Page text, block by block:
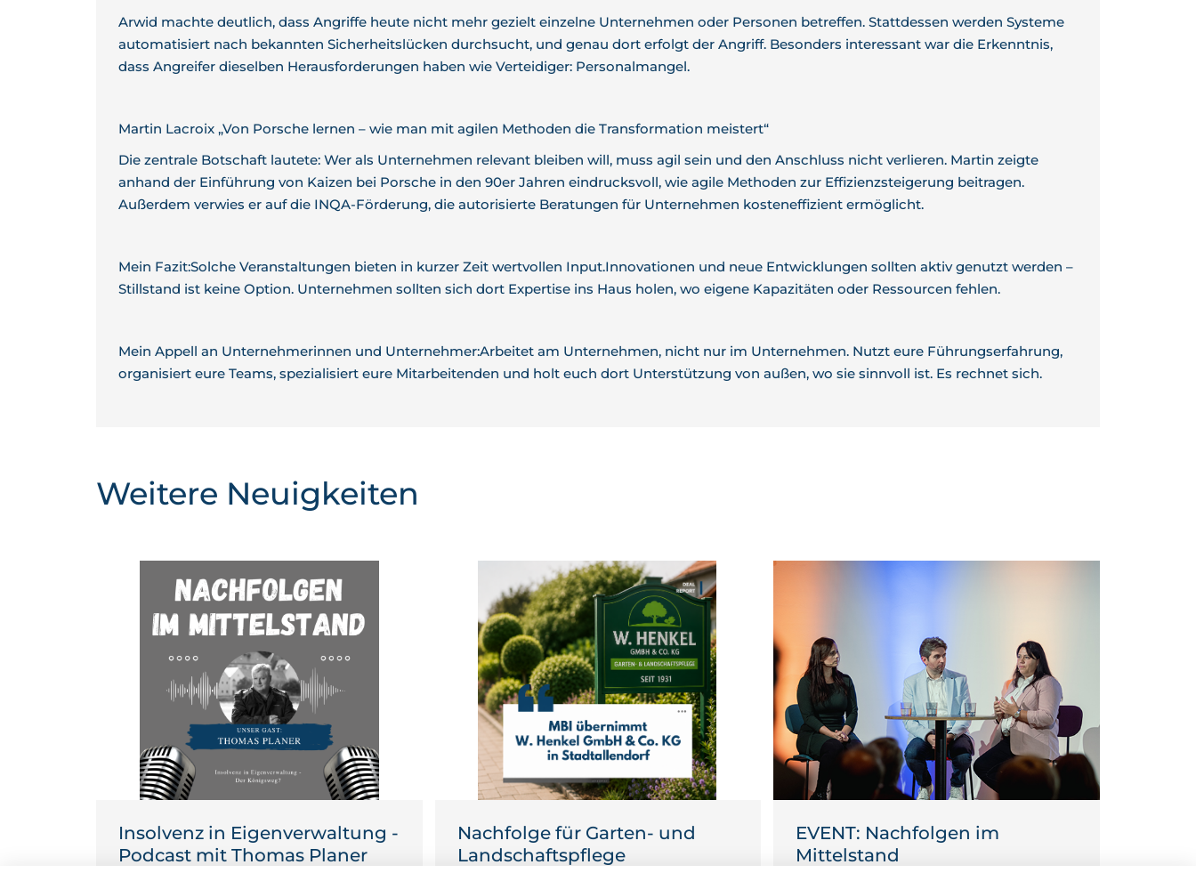
Arwid machte deutlich, dass Angriffe heute nicht mehr gezielt einzelne Unternehmen oder Personen betreffen. Stattdessen werden Systeme
automatisiert nach bekannten Sicherheitslücken durchsucht, und genau dort erfolgt der Angriff. Besonders interessant war die Erkenntnis,
dass Angreifer dieselben Herausforderungen haben wie Verteidiger: Personalmangel.
Martin Lacroix „Von Porsche lernen – wie man mit agilen Methoden die Transformation meistert“
Die zentrale Botschaft lautete: Wer als Unternehmen relevant bleiben will, muss agil sein und den Anschluss nicht verlieren. Martin zeigte
anhand der Einführung von Kaizen bei Porsche in den 90er Jahren eindrucksvoll, wie agile Methoden zur Effizienzsteigerung beitragen.
Außerdem verwies er auf die INQA-Förderung, die autorisierte Beratungen für Unternehmen kosteneffizient ermöglicht.
Mein Fazit:Solche Veranstaltungen bieten in kurzer Zeit wertvollen Input.Innovationen und neue Entwicklungen sollten aktiv genutzt werden –
Stillstand ist keine Option. Unternehmen sollten sich dort Expertise ins Haus holen, wo eigene Kapazitäten oder Ressourcen fehlen.
Mein Appell an Unternehmerinnen und Unternehmer:Arbeitet am Unternehmen, nicht nur im Unternehmen. Nutzt eure Führungserfahrung,
organisiert eure Teams, spezialisiert eure Mitarbeitenden und holt euch dort Unterstützung von außen, wo sie sinnvoll ist. Es rechnet sich.
Weitere Neuigkeiten
Insolvenz in Eigenverwaltung -
Podcast mit Thomas Planer
Nachfolge für Garten- und
Landschaftspflege
EVENT: Nachfolgen im
Mittelstand